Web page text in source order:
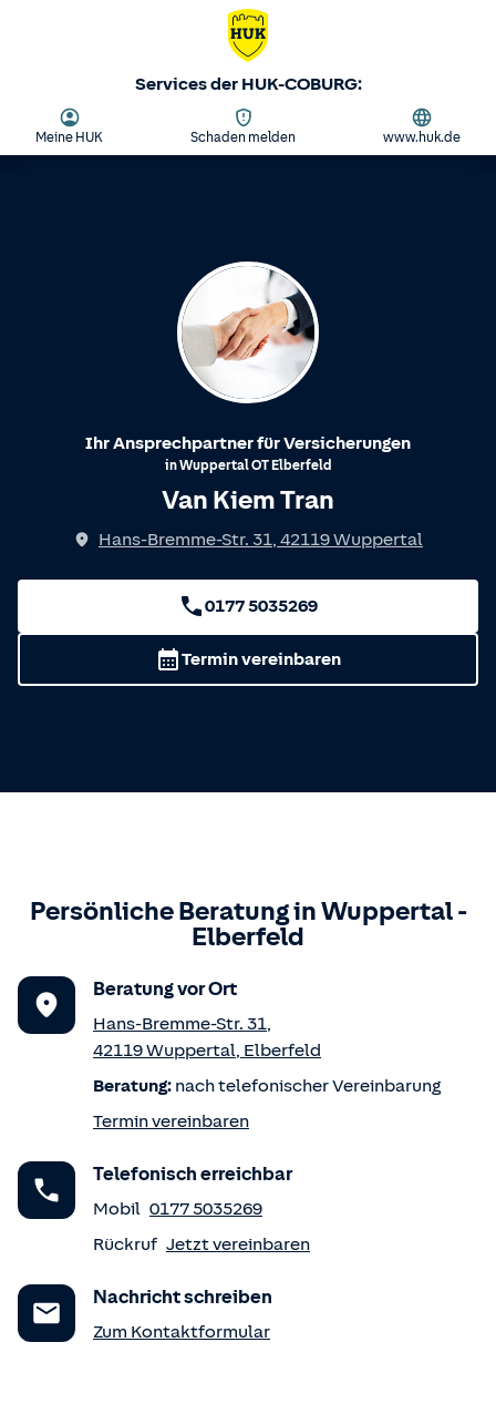
Services der HUK-COBURG:
Meine HUK Schaden melden www.huk.de
Ihr Ansprechpartner für Versicherungen
inWuppertalOT Elberfeld
Van Kiem Tran
Hans-Bremme-Str. 31, 42119Wuppertal
0177 5035269
Termin vereinbaren
Persönliche Beratung inWuppertal -
Elberfeld
Beratung vor Ort
Hans-Bremme-Str. 31,
42119Wuppertal, Elberfeld
Beratung: nach telefonischer Vereinbarung
Termin vereinbaren
Telefonisch erreichbar
Mobil 0177 5035269
Rückruf Jetzt vereinbaren
Nachricht schreiben
Zum Kontaktformular